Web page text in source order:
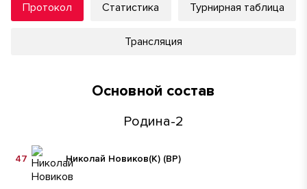
Протокол Статистика Турнирная таблица
Трансляция
Основной состав
Родина-2
Николай Новиков(К) (ВР)
47